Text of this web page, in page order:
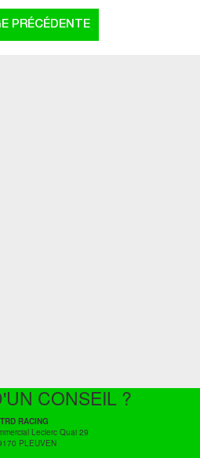
CONSEIL ?
TRD RACING
Leclerc Quai 29
PLEUVEN